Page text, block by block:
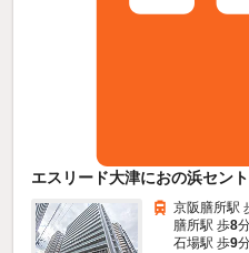
エスリード大津におの浜セン
京阪膳所駅
膳所駅 歩8
石場駅 歩9